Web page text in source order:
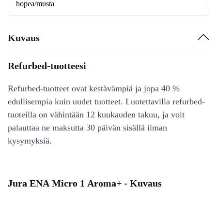
hopea/musta
Kuvaus
Refurbed-tuotteesi
Refurbed-tuotteet ovat kestävämpiä ja jopa 40 %
edullisempia kuin uudet tuotteet. Luotettavilla refurbed-
tuoteilla on vähintään 12 kuukauden takuu, ja voit
palauttaa ne maksutta 30 päivän sisällä ilman
kysymyksiä.
Jura ENA Micro 1 Aroma+ - Kuvaus